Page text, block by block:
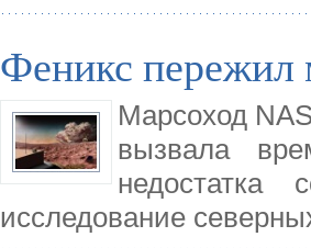
Феникс
Марсоход
вызвала
недостатка
исследование